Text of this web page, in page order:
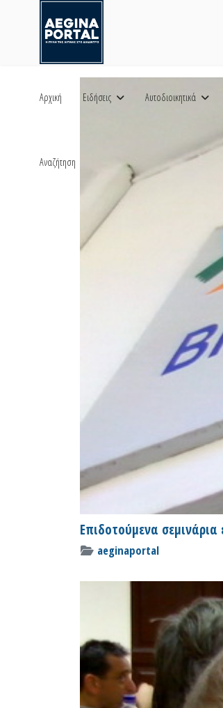
Αρχική Ειδήσεις Αυτοδιοικητικά
Αναζήτηση
Επιδοτούμενα
aeginaportal